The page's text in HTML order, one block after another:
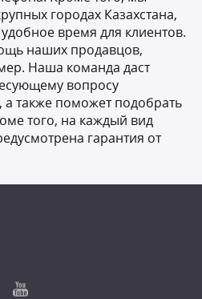
городах Казахстана,
время для клиентов.
наших продавцов,
Наша команда даст
вопросу
также поможет подобрать
того, на каждый вид
гарантия от